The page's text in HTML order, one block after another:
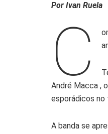
Por Ivan Ruela
C
André Macca ,
esporádicos
A banda se